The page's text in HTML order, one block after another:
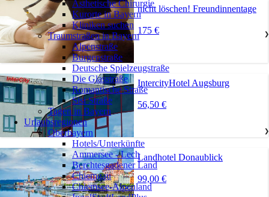
nicht löschen! Freundinnentage
175 €
IntercityHotel Augsburg
56,50 €
Landhotel Donaublick
99,00 €
Ästhetische Chirurgie
Kurorte in Bayern
Kliniken suchen
Traumstraßen in Bayern
❯
Alpenstraße
Burgenstraße
Deutsche Spielzeugstraße
Die Glasstraße
Romantische Straße
Sisi Straße
Tagen in Bayern
Urlaubsregionen
Oberbayern
❯
Hotels/Unterkünfte
Ammersee - Lech
Berchtesgadener Land
Chiemgau
Chiemsee-Alpenland